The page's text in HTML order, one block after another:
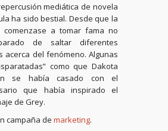
mediática de novela
ha sido bestial. Desde que la
comenzase a tomar fama no
de saltar diferentes
acerca del fenómeno. Algunas
como que Dakota
se había casado con el
que había inspirado el
de Grey.
campaña de marketing.